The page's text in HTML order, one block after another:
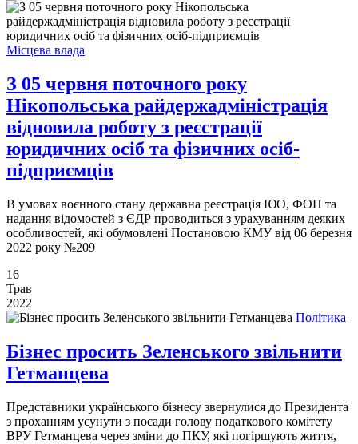
Місцева влада
З 05 червня поточного року
Нікопольська райдержадміністрація
відновила роботу з реєстрації
юридичних осіб та фізичних осіб-
підприємців
В умовах воєнного стану державна реєстрація ЮО, ФОП та
надання відомостей з ЄДР проводиться з урахуванням деяких
особливостей, які обумовлені Постановою КМУ від 06 березня
2022 року №209
16
Трав
2022
Політика
Бізнес просить Зеленського звільнити
Гетманцева
Представники українського бізнесу звернулися до Президента
з проханням усунути з посади голову податкового комітету
ВРУ Гетманцева через зміни до ПКУ, які погіршують життя,